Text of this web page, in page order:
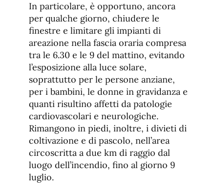
In particolare, è opportuno, ancora
per qualche giorno, chiudere le
finestre e limitare gli impianti di
areazione nella fascia oraria compresa
tra le 6.30 e le 9 del mattino, evitando
l’esposizione alla luce solare,
soprattutto per le persone anziane,
per i bambini, le donne in gravidanza e
quanti risultino affetti da patologie
cardiovascolari e neurologiche.
Rimangono in piedi, inoltre, i divieti di
coltivazione e di pascolo, nell’area
circoscritta a due km di raggio dal
luogo dell’incendio, fino al giorno 9
luglio.